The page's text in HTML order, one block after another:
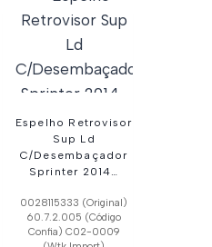
Espelho Retrovisor
Sup Ld
C/Desembaçador
Sprinter 2014…
0028115333 (Original)
60.7.2.005 (Código
Confia) C02-0009